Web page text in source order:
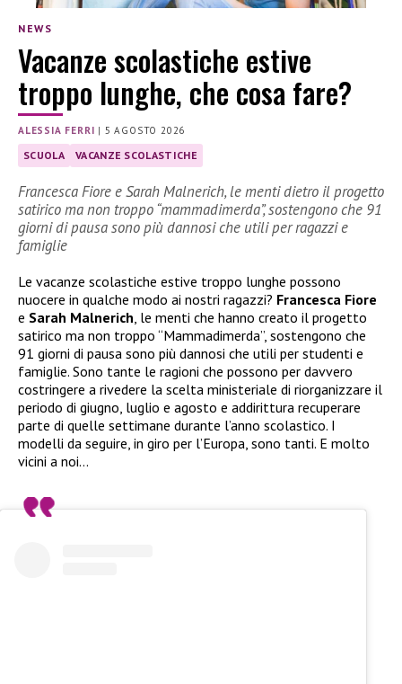
NEWS
Vacanze scolastiche estive
troppo lunghe, che cosa fare?
ALESSIA FERRI | 5 AGOSTO 2026
SCUOLA VACANZE SCOLASTICHE
Francesca Fiore e Sarah Malnerich, le menti dietro il progetto
satirico ma non troppo “mammadimerda”, sostengono che 91
giorni di pausa sono più dannosi che utili per ragazzi e
famiglie
Le vacanze scolastiche estive troppo lunghe possono
nuocere in qualche modo ai nostri ragazzi? Francesca Fiore
e Sarah Malnerich , le menti che hanno creato il progetto
satirico ma non troppo “Mammadimerda”, sostengono che
91 giorni di pausa sono più dannosi che utili per studenti e
famiglie. Sono tante le ragioni che possono per davvero
costringere a rivedere la scelta ministeriale di riorganizzare il
periodo di giugno, luglio e agosto e addirittura recuperare
parte di quelle settimane durante l’anno scolastico. I
modelli da seguire, in giro per l’Europa, sono tanti. E molto
vicini a noi…